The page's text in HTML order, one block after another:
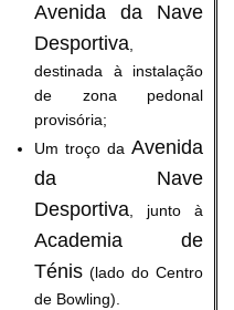
Avenida da Nave
Desportiva
destinada à instalação
de zona pedonal
provisória;
Um troço daAvenida
da Nave
Desportiva , junto à
Academia de
Ténis (lado do Centro
de Bowling).